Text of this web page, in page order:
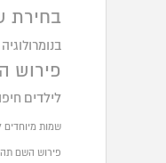
בחירת
בנומרולוגיה
פירוש
לילדים
שמות מיוחדים
פירוש השם